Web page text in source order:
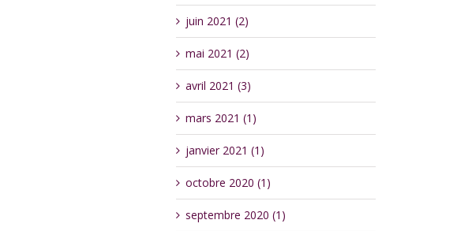
juin 2021 (2)
mai 2021 (2)
avril 2021 (3)
mars 2021 (1)
janvier 2021 (1)
octobre 2020 (1)
septembre 2020 (1)